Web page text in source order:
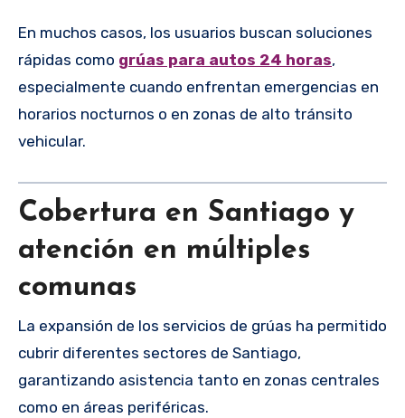
En muchos casos, los usuarios buscan soluciones
rápidas como grúas para autos 24 horas,
especialmente cuando enfrentan emergencias en
horarios nocturnos o en zonas de alto tránsito
vehicular.
Cobertura en Santiago y
atención en múltiples
comunas
La expansión de los servicios de grúas ha permitido
cubrir diferentes sectores de Santiago,
garantizando asistencia tanto en zonas centrales
como en áreas periféricas.